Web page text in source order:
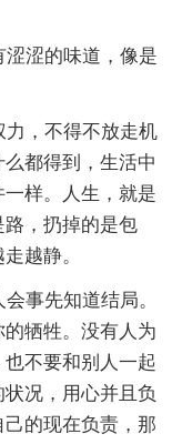
涩的味道，像是
力，不得不放走机
都得到，生活中
样。人生，就是
，扔掉的是包
越静。
事先知道结局。
牺牲。没有人为
不要和别人一起
况，用心并且负
的现在负责，那